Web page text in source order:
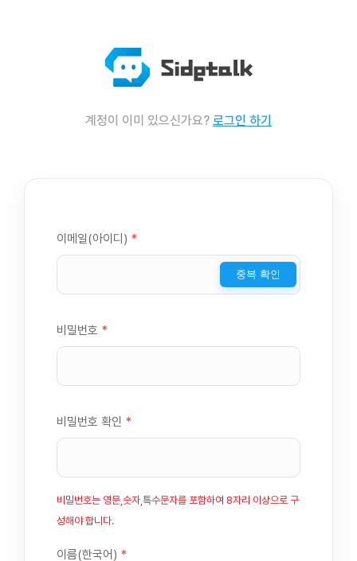
계정이 이미 있으신가요? 로그인 하기
이메일(아이디) *
중복 확인
비밀번호 *
비밀번호 확인 *
비밀번호는 영문,숫자,특수문자를 포함하여 8자리 이상으로 구
성해야 합니다.
이름(한국어) *